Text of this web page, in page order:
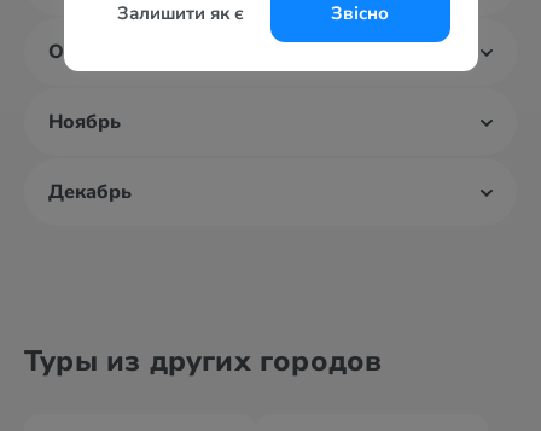
Залишити як є Звісно
Октябрь
Ноябрь
Декабрь
Туры из других городов